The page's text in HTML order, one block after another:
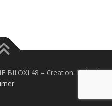
BILOXI 48 – Creation: Richard